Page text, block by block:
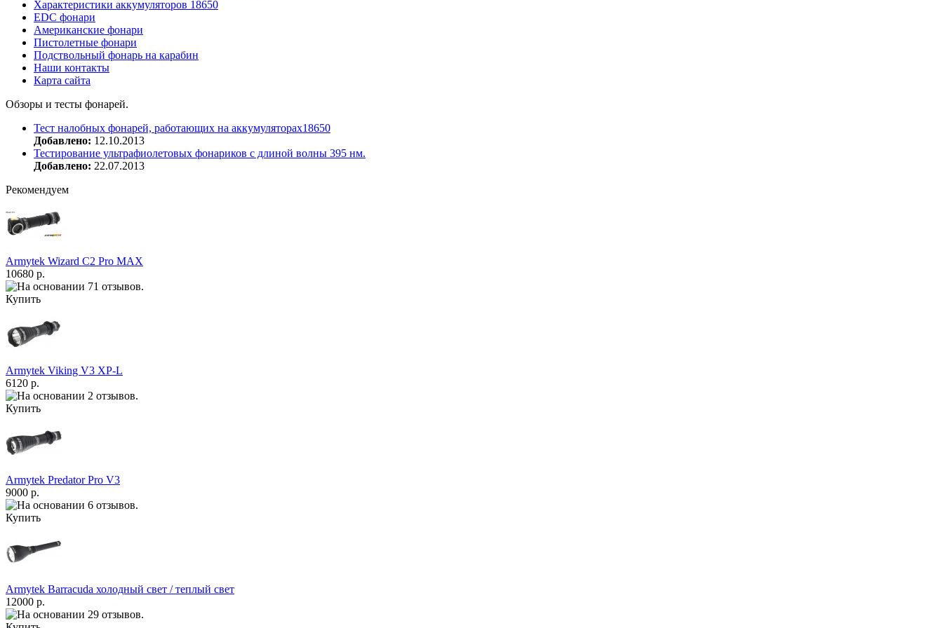
Характеристики аккумуляторов 18650
EDC фонари
Американские фонари
Пистолетные фонари
Подствольный фонарь на карабин
Наши контакты
Карта сайта
Обзоры и тесты фонарей.
Тест налобных фонарей, работающих на аккумуляторах18650
Добавлено: 12.10.2013
Тестирование ультрафиолетовых фонариков с длиной волны 395 нм.
Добавлено: 22.07.2013
Рекомендуем
Armytek Wizard С2 Pro MAX
10680 р.
Купить
Armytek Viking V3 XP-L
6120 р.
Купить
Armytek Predator Pro V3
9000 р.
Купить
Armytek Barracuda холодный свет / теплый свет
12000 р.